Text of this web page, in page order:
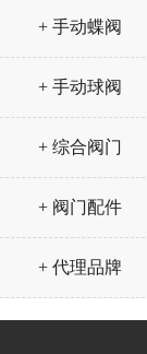
+ 手动蝶阀
+ 手动球阀
+ 综合阀门
+ 阀门配件
+ 代理品牌